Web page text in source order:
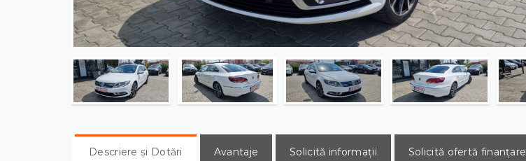
Descriere și Dotări Avantaje Solicită informații Solicită ofertă finanțare